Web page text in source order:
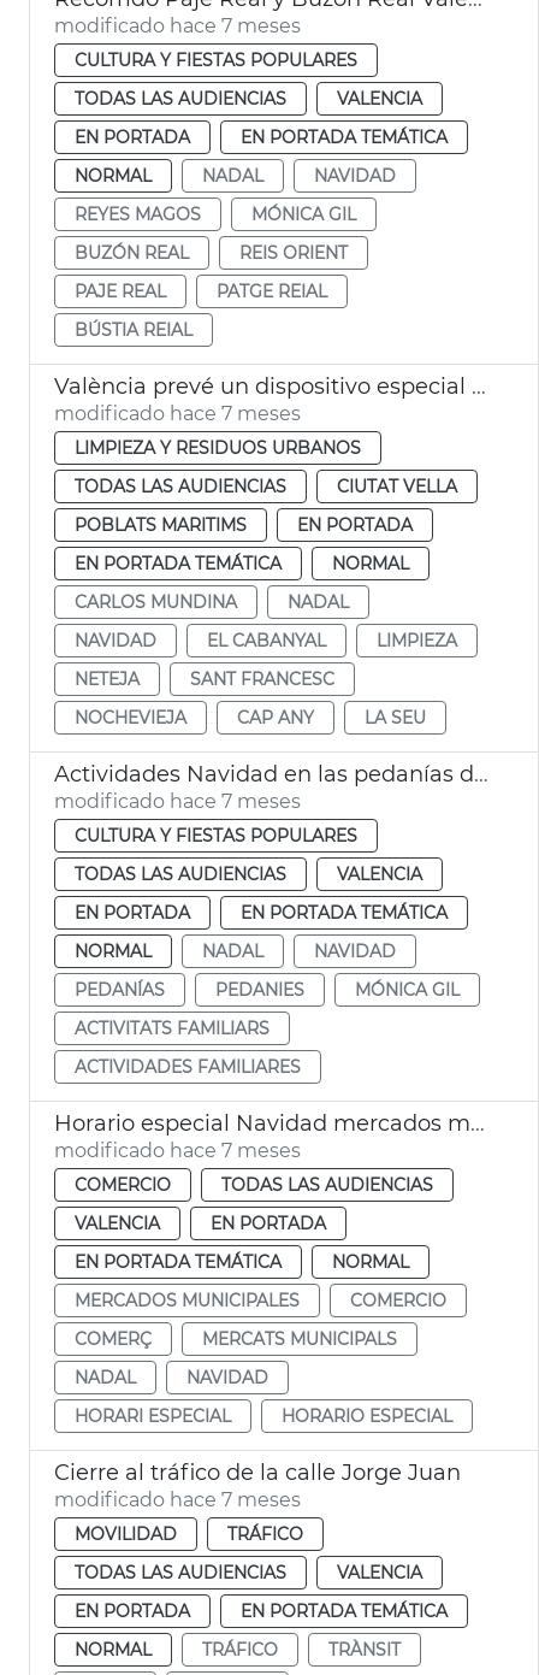
modificado hace 7 meses
CULTURA Y FIESTAS POPULARES
TODAS LAS AUDIENCIAS
VALENCIA
EN PORTADA
EN PORTADA TEMÁTICA
NORMAL
NADAL
NAVIDAD
REYES MAGOS
MÓNICA GIL
BUZÓN REAL
REIS ORIENT
PAJE REAL
PATGE REIAL
BÚSTIA REIAL
València prevé un dispositivo especial limpia en Navidad
modificado hace 7 meses
LIMPIEZA Y RESIDUOS URBANOS
TODAS LAS AUDIENCIAS
CIUTAT VELLA
POBLATS MARITIMS
EN PORTADA
EN PORTADA TEMÁTICA
NORMAL
CARLOS MUNDINA
NADAL
NAVIDAD
EL CABANYAL
LIMPIEZA
NETEJA
SANT FRANCESC
NOCHEVIEJA
CAP ANY LA SEU
Actividades Navidad en las pedanías de València
modificado hace 7 meses
CULTURA Y FIESTAS POPULARES
TODAS LAS AUDIENCIAS
VALENCIA
EN PORTADA
EN PORTADA TEMÁTICA
NORMAL
NADAL
NAVIDAD
PEDANÍAS
PEDANIES
MÓNICA GIL
ACTIVITATS FAMILIARS
ACTIVIDADES FAMILIARES
Horario especial Navidad mercados municipales València
modificado hace 7 meses
COMERCIO
TODAS LAS AUDIENCIAS
VALENCIA
EN PORTADA
EN PORTADA TEMÁTICA
NORMAL
MERCADOS MUNICIPALES
COMERCIO
COMERÇ
MERCATS MUNICIPALS
NADAL
NAVIDAD
HORARI ESPECIAL
HORARIO ESPECIAL
Cierre al tráfico de la calle Jorge Juan
modificado hace 7 meses
MOVILIDAD
TRÁFICO
TODAS LAS AUDIENCIAS
VALENCIA
EN PORTADA
EN PORTADA TEMÁTICA
NORMAL
TRÁFICO
TRÀNSIT